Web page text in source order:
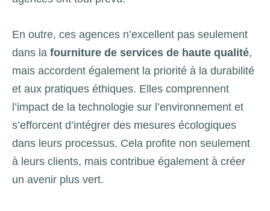
En outre, ces agences n’excellent pas seulement
dans la fourniture de services de haute qualité,
mais accordent également la priorité à la durabilité
et aux pratiques éthiques. Elles comprennent
l’impact de la technologie sur l’environnement et
s’efforcent d’intégrer des mesures écologiques
dans leurs processus. Cela profite non seulement
à leurs clients, mais contribue également à créer
un avenir plus vert.